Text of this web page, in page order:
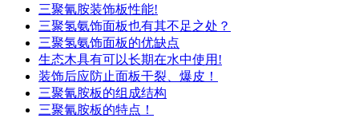
三聚氰胺装饰板性能!
三聚氢氨饰面板也有其不足之处？
三聚氢氨饰面板的优缺点
生态木具有可以长期在水中使用!
装饰后应防止面板干裂、爆皮！
三聚氰胺板的组成结构
三聚氰胺板的特点！